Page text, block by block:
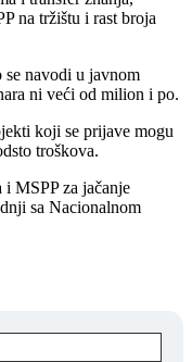
na tržištu i rast broja
se navodi u javnom
ni veći od milion i po.
koji se prijave mogu
troškova.
MSPP za jačanje
sa Nacionalnom